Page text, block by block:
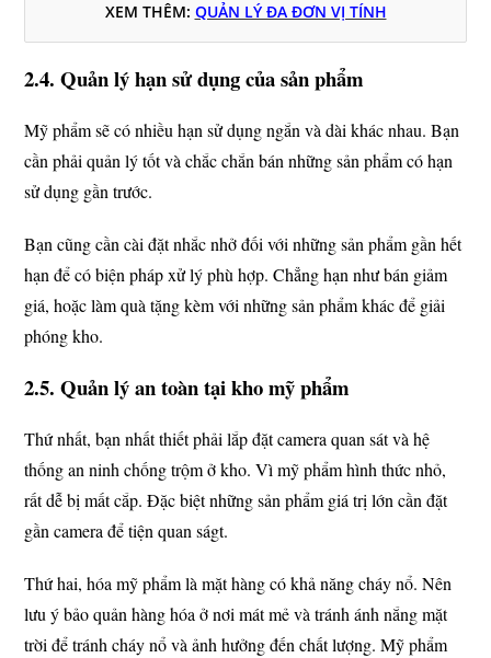
XEM THÊM: QUẢN LÝ ĐA ĐƠN VỊ TÍNH
2.4. Quản lý hạn sử dụng của sản phẩm
Mỹ phẩm sẽ có nhiều hạn sử dụng ngắn và dài khác nhau. Bạn
cần phải quản lý tốt và chắc chắn bán những sản phẩm có hạn
sử dụng gần trước.
Bạn cũng cần cài đặt nhắc nhở đối với những sản phẩm gần hết
hạn để có biện pháp xử lý phù hợp. Chẳng hạn như bán giảm
giá, hoặc làm quà tặng kèm với những sản phẩm khác để giải
phóng kho.
2.5. Quản lý an toàn tại kho mỹ phẩm
Thứ nhất, bạn nhất thiết phải lắp đặt camera quan sát và hệ
thống an ninh chống trộm ở kho. Vì mỹ phẩm hình thức nhỏ,
rất dễ bị mất cắp. Đặc biệt những sản phẩm giá trị lớn cần đặt
gần camera để tiện quan ságt.
Thứ hai, hóa mỹ phẩm là mặt hàng có khả năng cháy nổ. Nên
lưu ý bảo quản hàng hóa ở nơi mát mẻ và tránh ánh nắng mặt
trời để tránh cháy nổ và ảnh hưởng đến chất lượng. Mỹ phẩm